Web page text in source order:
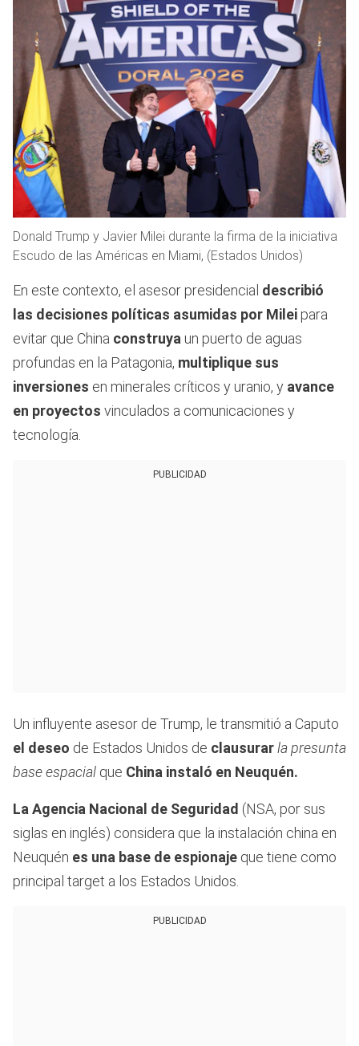
Donald Trump y Javier Milei durante la firma de la iniciativa
Escudo de las Américas en Miami, (Estados Unidos)
En este contexto, el asesor presidencial describió
las decisiones políticas asumidas por Milei para
evitar que China construya un puerto de aguas
profundas en la Patagonia, multiplique sus
inversiones en minerales críticos y uranio, y avance
en proyectos vinculados a comunicaciones y
tecnología.
PUBLICIDAD
Un influyente asesor de Trump, le transmitió a Caputo
el deseo de Estados Unidos de clausurarla presunta
base espacial que China instaló en Neuquén.
La Agencia Nacional de Seguridad (NSA, por sus
siglas en inglés) considera que la instalación china en
Neuquén es una base de espionaje que tiene como
principal target a los Estados Unidos.
PUBLICIDAD